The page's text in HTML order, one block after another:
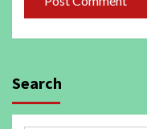
Search